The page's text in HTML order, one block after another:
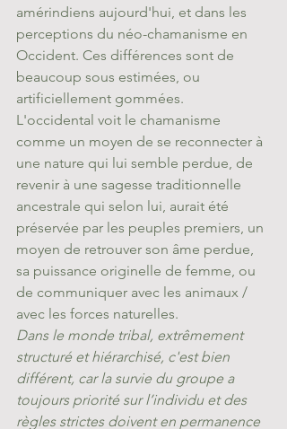
amérindiens aujourd'hui, et dans les
perceptions du néo-chamanisme en
Occident. Ces différences sont de
beaucoup sous estimées, ou
artificiellement gommées.
L'occidental voit le chamanisme
comme un moyen de se reconnecter à
une nature qui lui semble perdue, de
revenir à une sagesse traditionnelle
ancestrale qui selon lui, aurait été
préservée par les peuples premiers, un
moyen de retrouver son âme perdue,
sa puissance originelle de femme, ou
de communiquer avec les animaux /
avec les forces naturelles.
Dans le monde tribal, extrêmement
structuré et hiérarchisé, c'est bien
différent, car la survie du groupe a
toujours priorité sur l’individu et des
règles strictes doivent en permanence